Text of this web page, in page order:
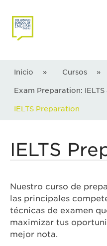
Inicio » Cursos »
Exam Preparation: IELTS
IELTS Preparation
IELTS
Nuestro curso de
las principales
técnicas de examen
maximizar tus
mejor nota.